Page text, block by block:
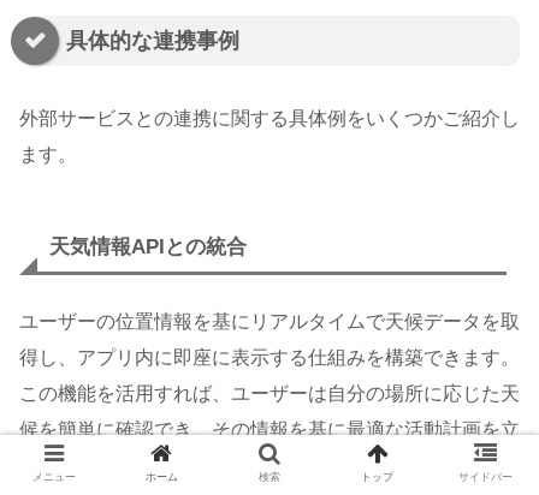
具体的な連携事例
外部サービスとの連携に関する具体例をいくつかご紹介し
ます。
天気情報APIとの統合
ユーザーの位置情報を基にリアルタイムで天候データを取
得し、アプリ内に即座に表示する仕組みを構築できます。
この機能を活用すれば、ユーザーは自分の場所に応じた天
候を簡単に確認でき、その情報を基に最適な活動計画を立
てることが可能になります。
メニュー ホーム 検索 トップ サイドバー